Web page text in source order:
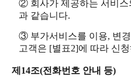
② 회사가 제공하는 서비스
과 같습니다.
③ 부가서비스를 이용, 변
고객은 [별표2]에 따라 신
제14조(전화번호 안내 등)